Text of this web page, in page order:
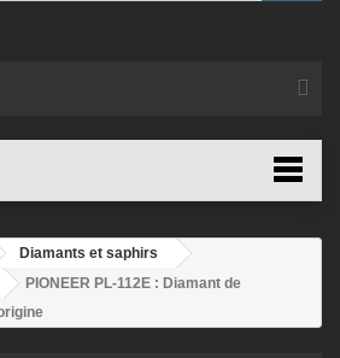
Diamants et saphirs
PIONEER PL-112E : Diamant de